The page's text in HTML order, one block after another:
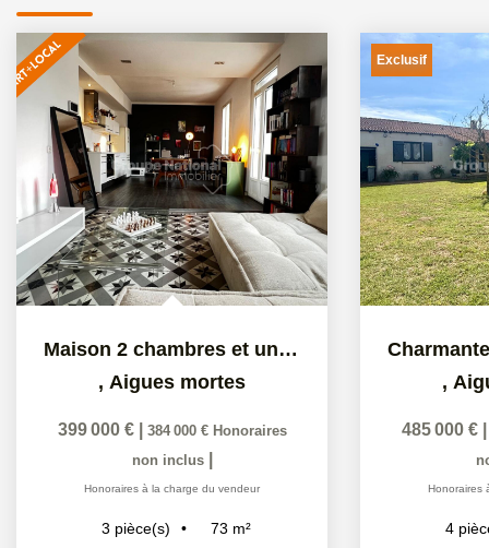
Maison 2 chambres et un garage/local de 90m²
, Aigues mortes
399 000 € 384 000 € Honoraires
non inclus
Honoraires à la charge du vendeur
3 pièce(s) 73 m²
Exclusif
,
485 000 €
Honoraires
4